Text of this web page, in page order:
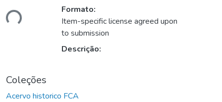
Formato:
Item-specific license agreed upon
to submission
Descrição:
Coleções
Acervo historico FCA